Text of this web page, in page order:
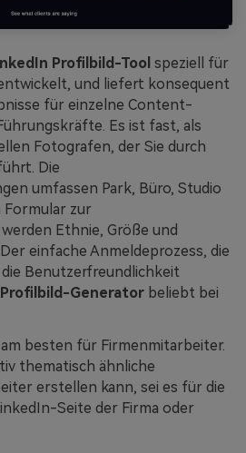
Profilbild-Tool speziell für
und liefert konsequent
für einzelne Content-
Es ist fast, als
Fotografen, der Sie durch
Die
umfassen Park, Büro, Studio
zur
Ethnie, Größe und
einfache Anmeldeprozess, die
Benutzerfreundlichkeit
Generator beliebt bei
besten für Firmenmitarbeiter.
thematisch ähnliche
erstellen kann, sei es für die
Seite der Firma oder